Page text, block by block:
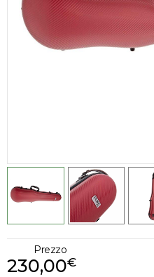
Prezzo
€
230,00